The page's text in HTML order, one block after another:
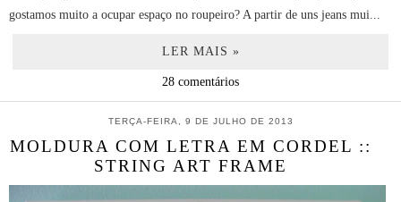
gostamos muito a ocupar espaço no roupeiro? A partir de uns jeans mui...
LER MAIS »
28 comentários
TERÇA-FEIRA, 9 DE JULHO DE 2013
MOLDURA COM LETRA EM CORDEL ::
STRING ART FRAME